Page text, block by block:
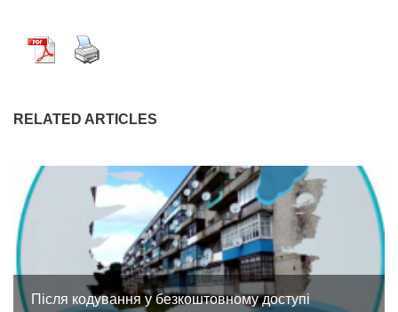
RELATED ARTICLES
Після кодування у безкоштовному доступі